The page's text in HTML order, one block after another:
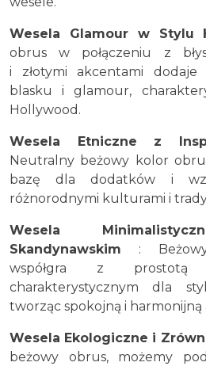
Wesela Glamour w Stylu
obrus w połączeniu z
i złotymi akcentami dodaje
blasku i glamour,
Hollywood.
Wesela Etniczne z
Neutralny beżowy kolor
bazę dla dodatków i
różnorodnymi kulturami i
Wesela
Skandynawskim :
współgra z prostotą
charakterystycznym dla
tworząc spokojną i harmonijną
Wesela Ekologiczne i
beżowy obrus, możemy